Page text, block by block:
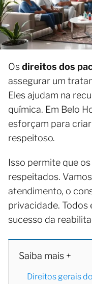
Osdireitos dos
assegurar um
Eles ajudam na
química. Em Belo
esforçam para
respeitoso.
Isso permite que
respeitados.
atendimento, o
privacidade. Todos
sucesso da
Saiba mais +
Direitos gerais